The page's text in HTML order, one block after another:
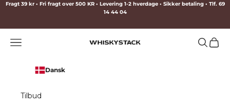
Spring til indhold
Fragt 39 kr • Fri fragt over 500 KR • Levering 1-2 hverdage • Sikker betaling • Tlf. 69
14 44 04
WHISKYSTACK
Menu Søg
Dansk
Tilbud